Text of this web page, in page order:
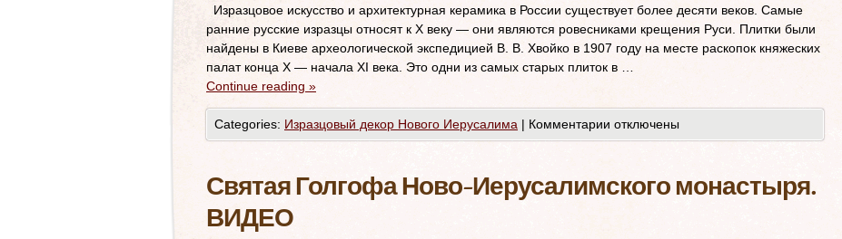
Изразцовое искусство и архитектурная керамика в России существует более десяти веков. Самые
ранние русские изразцы относят к X веку — они являются ровесниками крещения Руси. Плитки были
найдены в Киеве археологической экспедицией В. В. Хвойко в 1907 году на месте раскопок княжеских
палат конца X — начала XI века. Это одни из самых старых плиток в …
Continue reading »
Categories: Изразцовый декор Нового Иерусалима | Комментарии отключены
Святая Голгофа Ново-Иерусалимского монастыря.
ВИДЕО